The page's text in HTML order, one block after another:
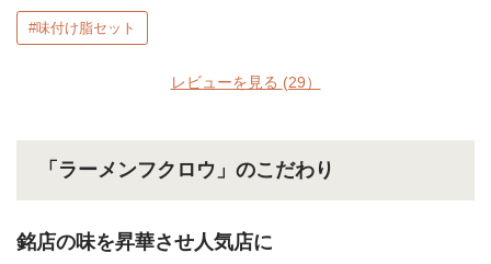
#味付け脂セット
レビューを見る (29）
「ラーメンフクロウ」のこだわり
銘店の味を昇華させ人気店に